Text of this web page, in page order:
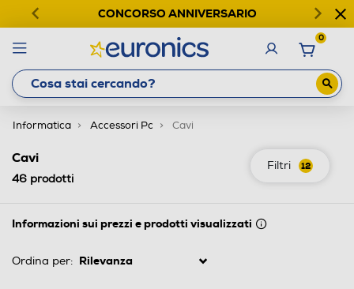
CONCORSO ANNIVERSARIO
0
Informatica Accessori Pc Cavi
Filtri 12
Cavi
46 prodotti
Informazioni sui prezzi e prodotti visualizzati
Ordina per: